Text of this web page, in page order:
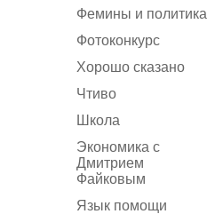
Фемины и политика
Фотоконкурс
Хорошо сказано
Чтиво
Школа
Экономика с
Дмитрием
Файковым
Язык помощи